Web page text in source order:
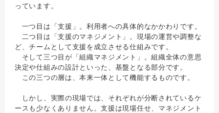
っています。
一つ目は「支援」。利用者への具体的なかかわりです。
二つ目は「支援のマネジメント」。現場の運営や調整な
ど、チームとして支援を成立させる仕組みです。
そして三つ目が「組織マネジメント」。組織全体の意思
決定や仕組みの設計といった、基盤となる部分です。
この三つの層は、本来一体として機能するものです。
しかし、実際の現場では、それぞれが分断されているケ
ースも少なくありません。支援は現場任せ、マネジメント